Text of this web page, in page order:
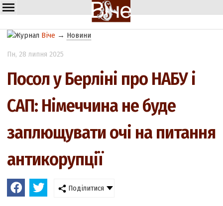
Віче → Новини
Пн, 28 липня 2025
Посол у Берліні про НАБУ і
САП: Німеччина не буде
заплющувати очі на питання
антикорупції
Поділитися